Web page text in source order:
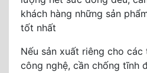
khách hàng những sản
tốt nhất
Nếu sản xuất riêng cho
công nghệ, cần chống tĩnh